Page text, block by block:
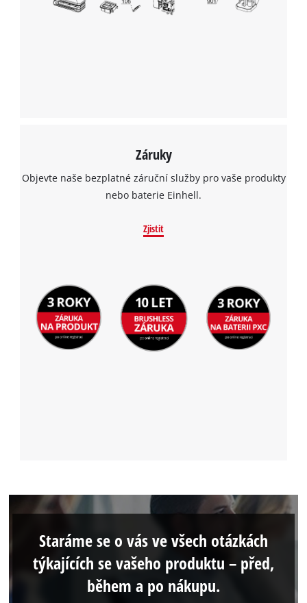
Záruky
Objevte naše bezplatné záruční služby pro vaše produkty
nebo baterie Einhell.
Zjistit
Staráme se o vás ve všech otázkách
týkajících se vašeho produktu – před,
během a po nákupu.